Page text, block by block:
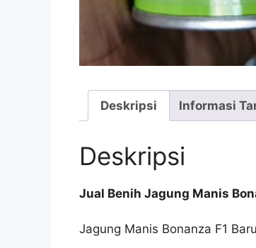
Deskripsi Informasi
Deskripsi
Jual Benih Jagung Manis
Jagung Manis Bonanza F1